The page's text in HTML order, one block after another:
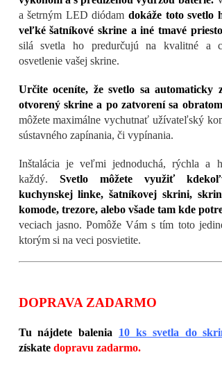
a šetrným LED diódam dokáže toto svetlo
veľké šatníkové skrine a iné tmavé
silá svetla ho predurčujú na kvalitné a
osvetlenie vašej skrine.
Určite oceníte, že svetlo sa automaticky
otvorený skrine a po zatvorení sa
môžete maximálne vychutnať užívateľský
sústavného zapínania, či vypínania.
Inštalácia je veľmi jednoduchá, rýchla a
každý. Svetlo môžete využiť
kuchynskej linke, šatníkovej skrini,
komode, trezore, alebo všade tam kde
veciach jasno. Pomôže Vám s tím toto
ktorým si na veci posvietite.
DOPRAVA ZADARMO
Tu nájdete balenia 10 ks svetla do
získate dopravu zadarmo.